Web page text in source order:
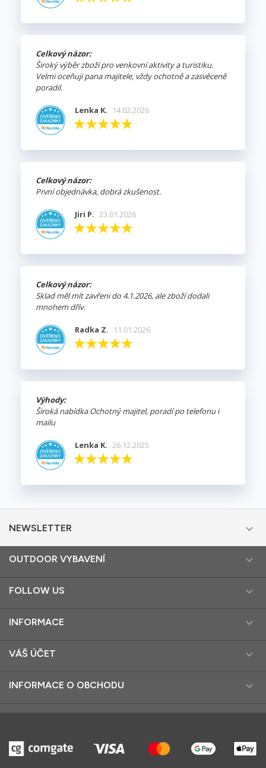
Celkový názor:
Široký výběr zboží pro venkovní aktivity a turistiku.
Velmi oceňuji pana majitele, vždy ochotně a zasvěceně
poradil.
Lenka K. 14.02.2026
Celkový názor:
První objednávka, dobrá zkušenost.
Jiri P. 23.01.2026
Celkový názor:
Sklad měl mít zavřeni do 4.1.2026, ale zboží dodali
mnohem dřív.
Radka Z. 11.01.2026
Výhody:
Široká nabídka Ochotný majitel, poradí po telefonu i
mailu
Lenka K. 26.12.2025
NEWSLETTER 
OUTDOOR VYBAVENÍ 
FOLLOW US 
INFORMACE 
VÁŠ ÚČET 
INFORMACE O OBCHODU 